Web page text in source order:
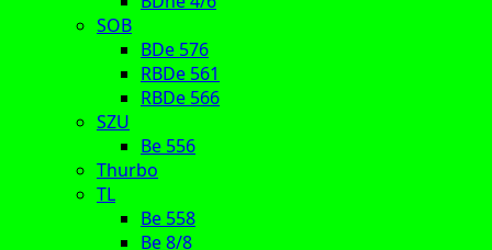
SOB
BDe 576
RBDe 561
RBDe 566
SZU
Be 556
Thurbo
TL
Be 558
Be 8/8